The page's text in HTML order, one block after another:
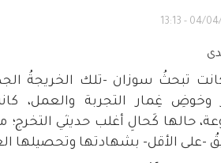
04/04/
تبحثُ سوزان -تلك الخريجةُ
وخوضِ غِمار التجربة والعمل،
حالها كَحالِ أغلب حديثي التخرج؛
-على الأقل- بشهادتها وتحصيلها